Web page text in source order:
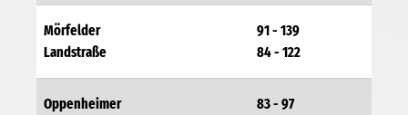
Mörfelder
Landstraße
91 - 139
84 - 122
Oppenheimer
83 - 97